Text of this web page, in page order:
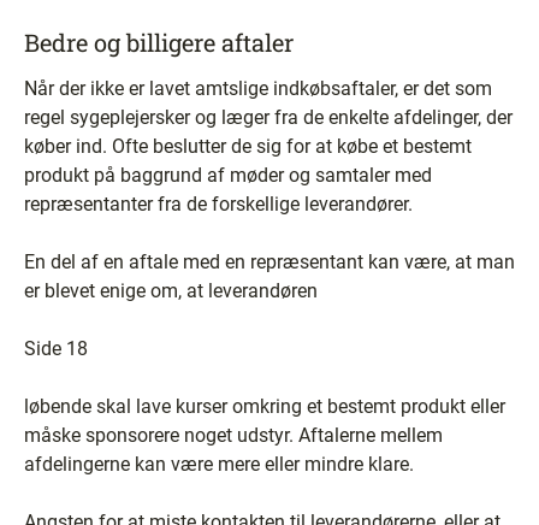
Bedre og billigere aftaler
Når der ikke er lavet amtslige indkøbsaftaler, er det som
regel sygeplejersker og læger fra de enkelte afdelinger, der
køber ind. Ofte beslutter de sig for at købe et bestemt
produkt på baggrund af møder og samtaler med
repræsentanter fra de forskellige leverandører.
En del af en aftale med en repræsentant kan være, at man
er blevet enige om, at leverandøren
Side 18
løbende skal lave kurser omkring et bestemt produkt eller
måske sponsorere noget udstyr. Aftalerne mellem
afdelingerne kan være mere eller mindre klare.